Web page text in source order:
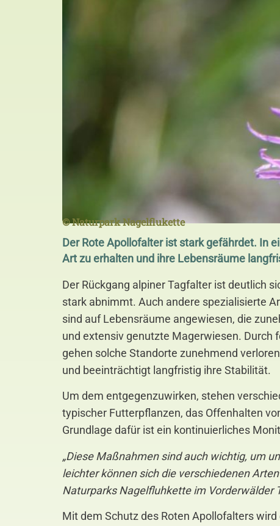
© Naturpark Nagelflukette
Der Rote Apollofalter ist stark gefährdet. In
Art zu erhalten und ihre Lebensräume
Der Rückgang alpiner Tagfalter ist deutlich
stark abnimmt. Auch andere spezialisierte
sind auf Lebensräume angewiesen, die
und extensiv genutzte Magerwiesen. Durch
gehen solche Standorte zunehmend
und beeinträchtigt langfristig ihre Stabilität.
Um dem entgegenzuwirken, stehen
typischer Futterpflanzen, das Offenhalten
Grundlage dafür ist ein kontinuierliches
„Diese Maßnahmen sind auch wichtig, um
leichter können sich die verschiedenen
Naturparks Nagelfluhkette im Vorderwälder
Mit dem Schutz des Roten Apollofalters